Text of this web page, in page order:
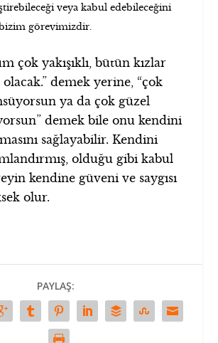
veya kabul edebileceğini
görevimizdir.
çok yakışıklı, bütün kızlar
demek yerine, “çok
ya da çok güzel
demek bile onu kendini
sağlayabilir. Kendini
olduğu gibi kabul
kendine güveni ve saygısı
olur.
PAYLAŞ: